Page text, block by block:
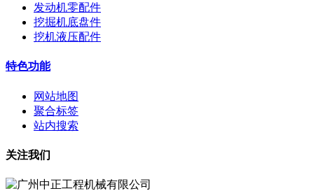
发动机零配件
挖掘机底盘件
挖机液压配件
特色功能
网站地图
聚合标签
站内搜索
关注我们